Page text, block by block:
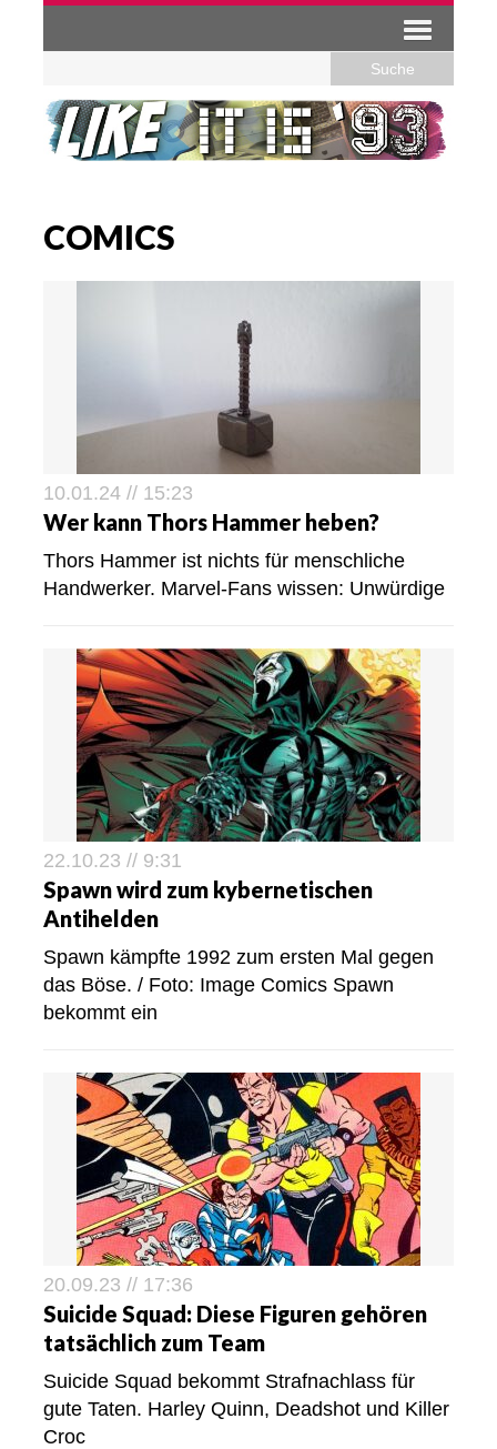
COMICS
10.01.24 // 15:23
Wer kann Thors Hammer heben?
Thors Hammer ist nichts für menschliche
Handwerker. Marvel-Fans wissen: Unwürdige
22.10.23 // 9:31
Spawn wird zum kybernetischen
Antihelden
Spawn kämpfte 1992 zum ersten Mal gegen
das Böse. / Foto: Image Comics Spawn
bekommt ein
20.09.23 // 17:36
Suicide Squad: Diese Figuren gehören
tatsächlich zum Team
Suicide Squad bekommt Strafnachlass für
gute Taten. Harley Quinn, Deadshot und Killer
Croc